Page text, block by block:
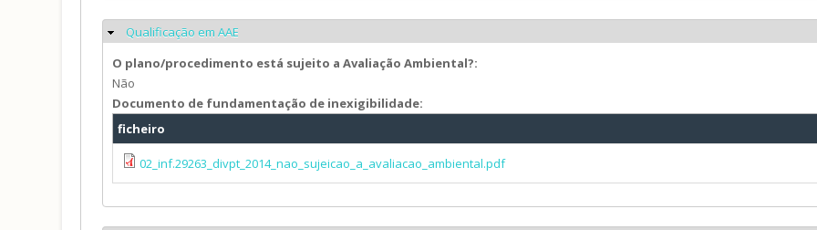
Ocultar
Qualificação em AAE
O plano/procedimento está sujeito a Avaliação Ambiental?:
Não
Documento de fundamentação de inexigibilidade:
ficheiro
02_inf.29263_divpt_2014_nao_sujeicao_a_avaliacao_ambiental.pdf